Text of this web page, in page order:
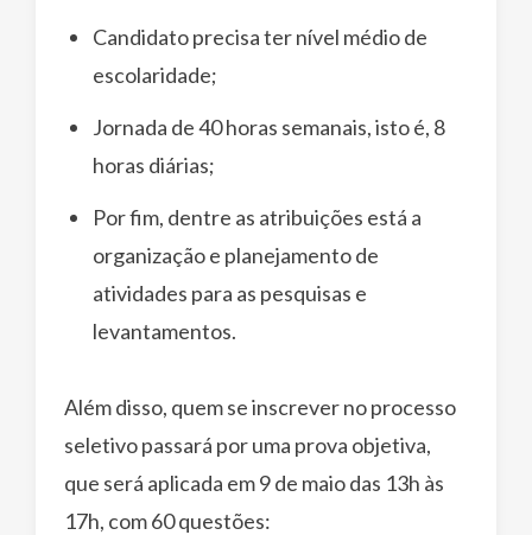
Candidato precisa ter nível médio de
escolaridade;
Jornada de 40 horas semanais, isto é, 8
horas diárias;
Por fim, dentre as atribuições está a
organização e planejamento de
atividades para as pesquisas e
levantamentos.
Além disso, quem se inscrever no processo
seletivo passará por uma prova objetiva,
que será aplicada em 9 de maio das 13h às
17h, com 60 questões: